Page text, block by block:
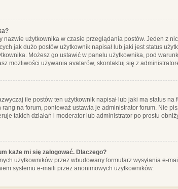
użytkownika w czasie przeglądania postów. Jeden z
jak dużo postów użytkownik napisał lub jaki jest status
Możesz go ustawić w panelu użytkownika, pod
możliwości używania avatarów, skontaktuj się z
ile postów ten użytkownik napisał lub jaki ma status na
na forum, ponieważ ustawia je administrator forum. Nie
takich działań i moderator lub administrator po prostu
każe mi się zalogować. Dlaczego?
użytkowników przez wbudowany formularz wysyłania e-
systemu e-maili przez anonimowych użytkowników.